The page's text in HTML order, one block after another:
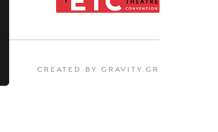
CREATED BY GRAVITY.GR